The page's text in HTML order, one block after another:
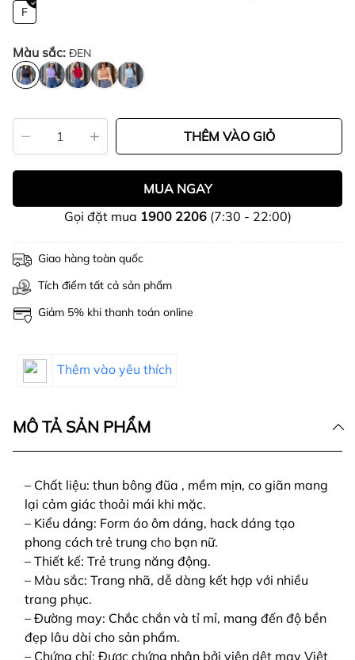
F
Màu sắc: ĐEN
THÊM VÀO GIỎ
MUA NGAY
Gọi đặt mua 1900 2206(7:30 - 22:00)
Giao hàng toàn quốc
Tích điểm tất cả sản phẩm
Giảm 5% khi thanh toán online
Thêm vào yêu thích
MÔ TẢ SẢN PHẨM
– Chất liệu: thun bông đũa , mềm mịn, co giãn mang
lại cảm giác thoải mái khi mặc.
– Kiểu dáng: Form áo ôm dáng, hack dáng tạo
phong cách trẻ trung cho bạn nữ.
– Thiết kế: Trẻ trung năng động.
– Màu sắc: Trang nhã, dễ dàng kết hợp với nhiều
trang phục.
– Đường may: Chắc chắn và tỉ mỉ, mang đến độ bền
đẹp lâu dài cho sản phẩm.
– Chứng chỉ: Được chứng nhận bởi viện dệt may Việt